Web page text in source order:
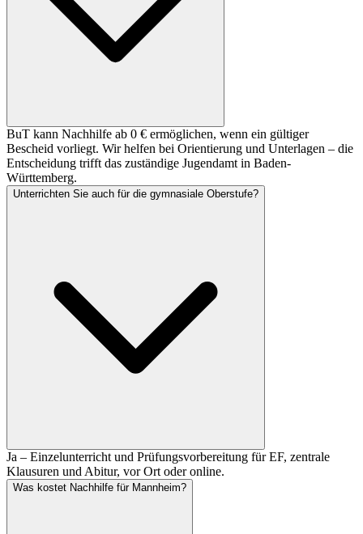
BuT kann Nachhilfe ab 0 € ermöglichen, wenn ein gültiger
Bescheid vorliegt. Wir helfen bei Orientierung und Unterlagen – die
Entscheidung trifft das zuständige Jugendamt in Baden-
Württemberg.
Unterrichten Sie auch für die gymnasiale Oberstufe?
Ja – Einzelunterricht und Prüfungsvorbereitung für EF, zentrale
Klausuren und Abitur, vor Ort oder online.
Was kostet Nachhilfe für Mannheim?